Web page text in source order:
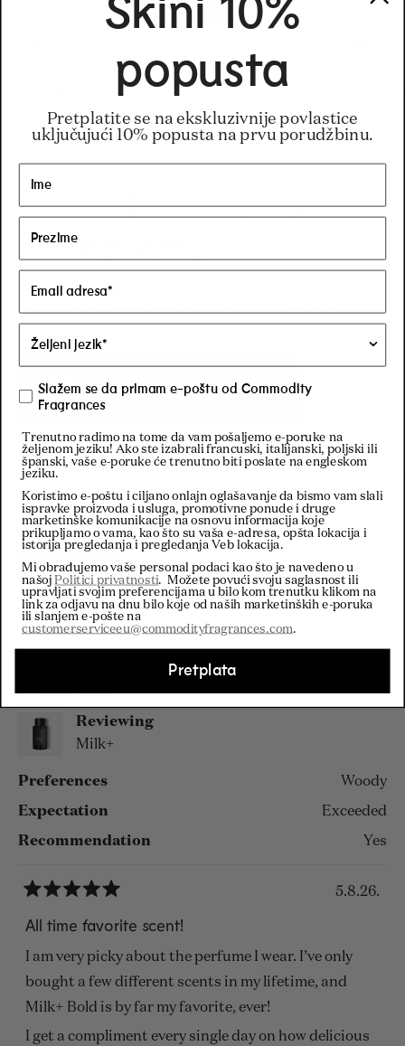
Regular price
34€-155€
Regular price
155€
Regular
34€
Pronađite nas na
Instagramu
Najbolji način da ostanete u toku
o tome šta se dešava u Commodity.
Posetite naš
Instagram
Filters
Sort
Reviewing
Milk+
Preferences Woody
Expectation Exceeded
Recommendation Yes
5
out
of
5
stars
5.8.26.
All time favorite scent!
I am very picky about the perfume I wear. I’ve only
bought a few different scents in my lifetime, and
Milk+ Bold is by far my favorite, ever!
I get a compliment every single day on how delicious
Loading...
Skini 10%
popusta
Pretplatite se na ekskluzivnije povlastice
uključujući 10% popusta na prvu porudžbinu.
Slažem se da primam e-poštu od Commodity
Fragrances
Trenutno radimo na tome da vam pošaljemo e-poruke na
željenom jeziku! Ako ste izabrali francuski, italijanski, poljski ili
španski, vaše e-poruke će trenutno biti poslate na engleskom
jeziku.
Koristimo e-poštu i ciljano onlajn oglašavanje da bismo vam slali
ispravke proizvoda i usluga, promotivne ponude i druge
marketinške komunikacije na osnovu informacija koje
prikupljamo o vama, kao što su vaša e-adresa, opšta lokacija i
istorija pregledanja i pregledanja Veb lokacija.
Mi obrađujemo vaše personal podaci kao što je navedeno u
našoj Politici privatnosti. Možete povući svoju saglasnost ili
upravljati svojim preferencijama u bilo kom trenutku klikom na
link za odjavu na dnu bilo koje od naših marketinških e-poruka
ili slanjem e-pošte na
customerserviceeu@commodityfragrances.com.
Pretplata